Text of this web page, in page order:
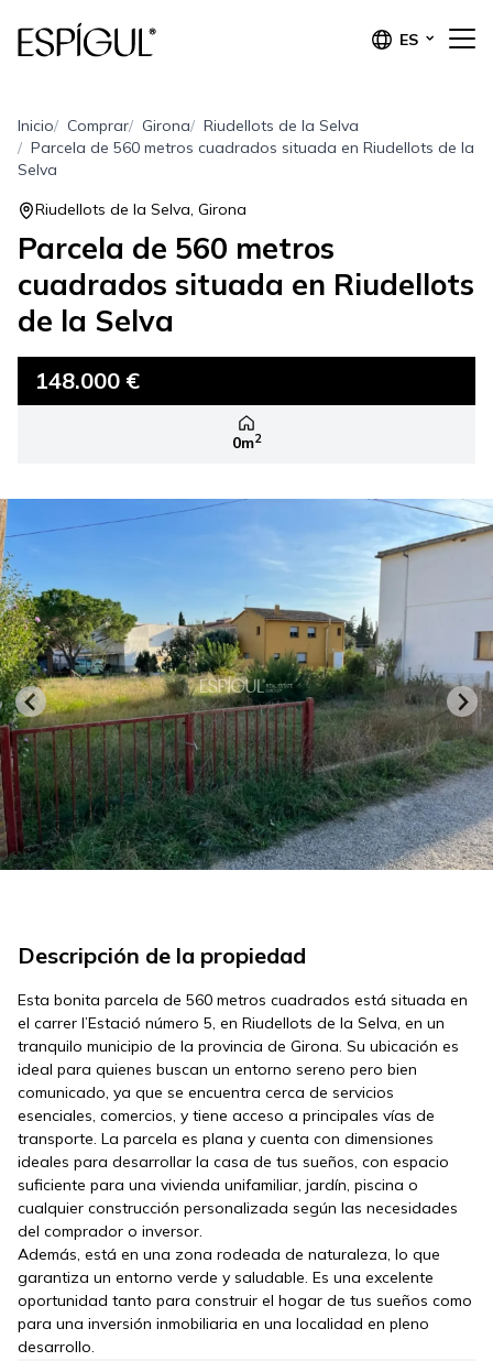
ES
Inicio Comprar Girona
Riudellots de la Selva
Parcela de 560 metros cuadrados situada en Riudellots de la
Selva
Riudellots de la Selva, Girona
Parcela de 560 metros
cuadrados situada en Riudellots
de la Selva
148.000 €
0m2
Descripción de la propiedad
Esta bonita parcela de 560 metros cuadrados está situada en
el carrer l’Estació número 5, en Riudellots de la Selva, en un
tranquilo municipio de la provincia de Girona. Su ubicación es
ideal para quienes buscan un entorno sereno pero bien
comunicado, ya que se encuentra cerca de servicios
esenciales, comercios, y tiene acceso a principales vías de
transporte. La parcela es plana y cuenta con dimensiones
ideales para desarrollar la casa de tus sueños, con espacio
suficiente para una vivienda unifamiliar, jardín, piscina o
cualquier construcción personalizada según las necesidades
del comprador o inversor.
Además, está en una zona rodeada de naturaleza, lo que
garantiza un entorno verde y saludable. Es una excelente
oportunidad tanto para construir el hogar de tus sueños como
para una inversión inmobiliaria en una localidad en pleno
desarrollo.